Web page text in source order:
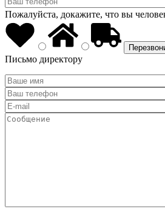
Пожалуйста, докажите, что вы
Письмо директору